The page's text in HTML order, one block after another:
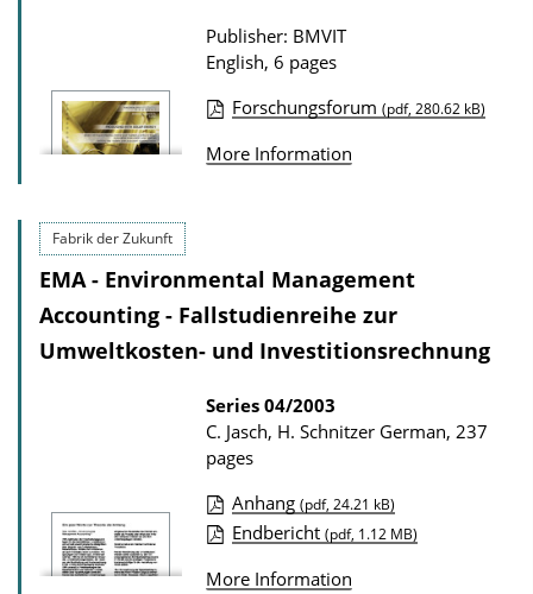
d
i
n
D
l
o
a
s
Publisher: BMVIT
English, 6 pages
u
i
c
i
o
n
D
o
w
Forschungsforum (pdf, 280.62 kB)
More Information
Fabrik der Zukunft
EMA - Environmental Management
Accounting - Fallstudienreihe zur
Umweltkosten- und Investitionsrechnung
Series 04/2003
C. Jasch, H. Schnitzer German, 237
pages
P
Anhang (pdf, 24.21 kB)
Endbericht (pdf, 1.12 MB)
More Information